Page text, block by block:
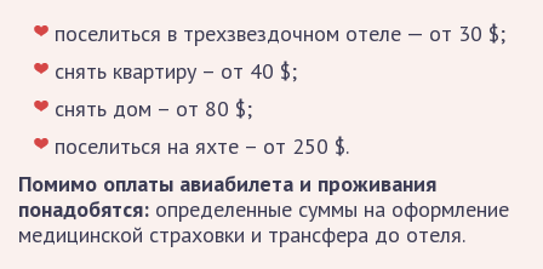
поселиться в трехзвездочном отеле — от 30 $;
снять квартиру – от 40 $;
снять дом – от 80 $;
поселиться на яхте – от 250 $.
Помимо оплаты авиабилета и проживания
понадобятся: определенные суммы на оформление
медицинской страховки и трансфера до отеля.